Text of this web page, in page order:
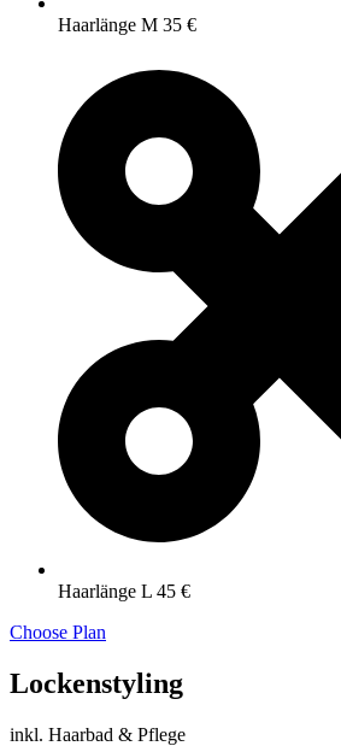
Haarlänge M 35 €
Haarlänge L 45 €
Choose Plan
Lockenstyling
inkl. Haarbad & Pflege